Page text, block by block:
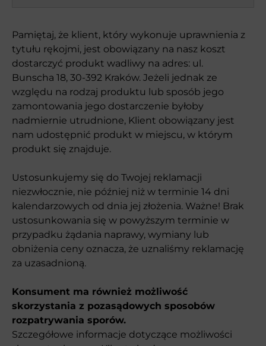
Pamiętaj, że klient, który wykonuje uprawnienia z
tytułu rękojmi, jest obowiązany na nasz koszt
dostarczyć produkt wadliwy na adres: ul.
Bunscha 18, 30-392 Kraków. Jeżeli jednak ze
względu na rodzaj produktu lub sposób jego
zamontowania jego dostarczenie byłoby
nadmiernie utrudnione, Klient obowiązany jest
nam udostępnić produkt w miejscu, w którym
produkt się znajduje.
Ustosunkujemy się do Twojej reklamacji
niezwłocznie, nie później niż w terminie 14 dni
kalendarzowych od dnia jej złożenia. Ważne! Brak
ustosunkowania się w powyższym terminie w
przypadku żądania naprawy, wymiany lub
obniżenia ceny oznacza, że uznaliśmy reklamację
za uzasadnioną.
Konsument ma również możliwość
skorzystania z pozasądowych sposobów
rozpatrywania sporów.
Szczegółowe informacje dotyczące możliwości